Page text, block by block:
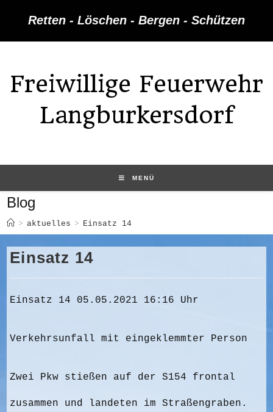
Retten - Löschen - Bergen - Schützen
Freiwillige Feuerwehr
Langburkersdorf
MENÜ
Blog
> aktuelles > Einsatz 14
Einsatz 14
Einsatz 14 05.05.2021 16:16 Uhr
Verkehrsunfall mit eingeklemmter Person
Zwei Pkw stießen auf der S154 frontal
zusammen und landeten im Straßengraben.